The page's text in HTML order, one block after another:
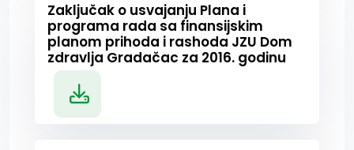
Zaključak o usvajanju Plana i
programa rada sa finansijskim
planom prihoda i rashoda JZU Dom
zdravlja Gradačac za 2016. godinu